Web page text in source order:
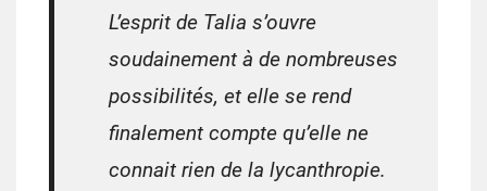
L’esprit de Talia s’ouvre
soudainement à de nombreuses
possibilités, et elle se rend
finalement compte qu’elle ne
connait rien de la lycanthropie.